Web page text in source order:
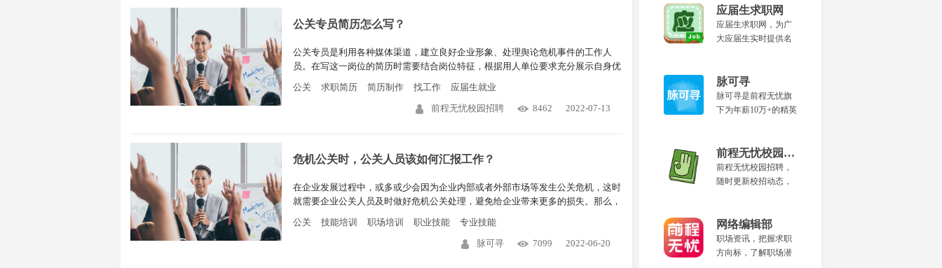
公关专员简历怎么写？
公关专员是利用各种媒体渠道，建立良好企业形象、处理舆论危机事件的工作人
员。在写这一岗位的简历时需要结合岗位特征，根据用人单位要求充分展示自身优
势。简历里应该介绍哪些内容？需注意什么？下文有答案。
公关 求职简历 简历制作 找工作
应届生就业
前程无忧校园招聘
8462 2022-07-13
危机公关时，公关人员该如何汇报工作？
在企业发展过程中，或多或少会因为企业内部或者外部市场等发生公关危机，这时
就需要企业公关人员及时做好危机公关处理，避免给企业带来更多的损失。那么，
危机公关时，公关人员该如何汇报工作呢？
公关 技能培训 职场培训 职业技能
专业技能
脉可寻
7099 2022-06-20
资讯、面试技巧、简
历优化等求职攻略。
应届生求职网
应届生求职网，为广
大应届生实时提供名
脉可寻
脉可寻是前程无忧旗
下为年薪10万+的精英
职位和企业高薪职
位，同时可以联络猎
头，拍摄名片上传
前程无忧校园招聘
前程无忧校园招聘，
随时更新校招动态，
货。
网络编辑部
职场资讯，把握求职
方向标，了解职场潜